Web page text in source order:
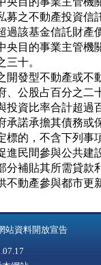
募之不動產投資信
過該基金信託財
央目的事業主管機
三十。
開發型不動產或不
、公股占百分之二
與投資比率合計超過
承諾承擔其債務或
標的，不含下列事
進民間參與公共建
部分補貼其所需貸
不動產參與都市更
站資料開放宣告